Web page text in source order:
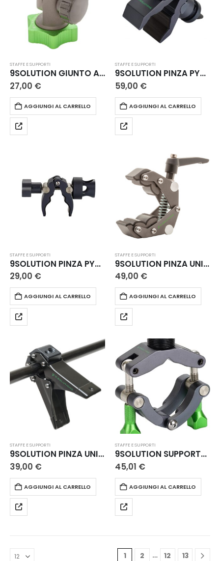
STAFFE E SUPPORTI
9SOLUTION GIUNTO ANGOLARE MAGNETICO
27,00 €
AGGIUNGI AL CARRELLO
STAFFE E SUPPORTI
9SOLUTION PINZA PYTHON HEAVY CON PERNO
59,00 €
AGGIUNGI AL CARRELLO
STAFFE E SUPPORTI
9SOLUTION PINZA PYTHON MINI
29,00 €
AGGIUNGI AL CARRELLO
STAFFE E SUPPORTI
9SOLUTION PINZA UNIVERSALE
49,00 €
AGGIUNGI AL CARRELLO
STAFFE E SUPPORTI
9SOLUTION PINZA UNIVERSALE A MOLLA
39,00 €
AGGIUNGI AL CARRELLO
STAFFE E SUPPORTI
9SOLUTION SUPPORTO MAGENTICO PER TUBI
45,01 €
AGGIUNGI AL CARRELLO
1 2 … 12 13